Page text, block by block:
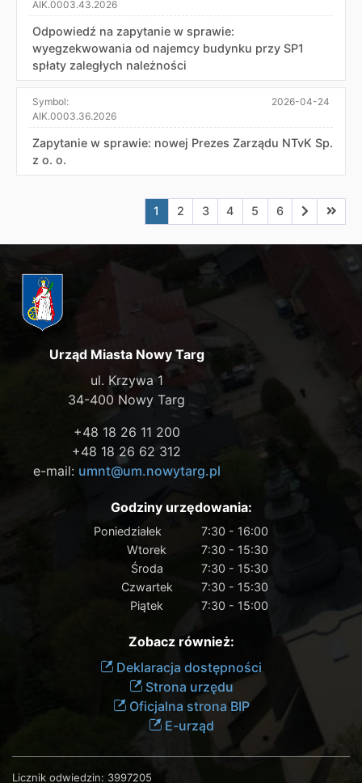
AIK.0003.43.2026
Odpowiedź na zapytanie w sprawie:
wyegzekwowania od najemcy budynku przy SP1
spłaty zaległych należności
Symbol:
AIK.0003.36.2026
2026-04-24
Zapytanie w sprawie: nowej Prezes Zarządu NTvK Sp.
z o. o.
Aktualna strona nr 1
1 Przejdź do strony nr 2
2 Przejdź do strony nr 3
3 Przejdź do strony nr 4
4 Przejdź do strony
5 Przejdź do
6 Przejdź
Urząd Miasta Nowy Targ
ul. Krzywa 1
34-400 Nowy Targ
+48 18 26 11 200
+48 18 26 62 312
e-mail: umnt@um.nowytarg.pl
Godziny urzędowania:
Poniedziałek
7:30 - 16:00
Wtorek
7:30 - 15:30
Środa
7:30 - 15:30
Czwartek
7:30 - 15:30
Piątek
7:30 - 15:00
Zobacz również:
Deklaracja dostępności
Strona urzędu
Oficjalna strona BIP
E-urząd
Licznik odwiedzin: 3997205